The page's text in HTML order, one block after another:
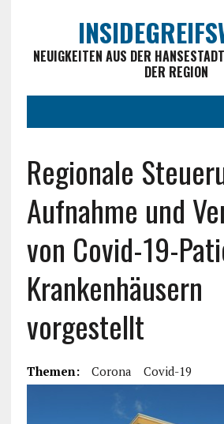
NEUIGKEITEN AUS DER
DER REGION
Regionale
Aufnahme und
von Covid-19-
Krankenhäusern
vorgestellt
Themen: Corona Covid-19